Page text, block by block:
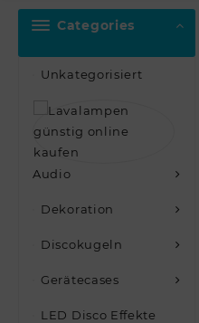
Categories
Unkategorisiert
Audio
Dekoration
Discokugeln
Gerätecases
LED Disco Effekte